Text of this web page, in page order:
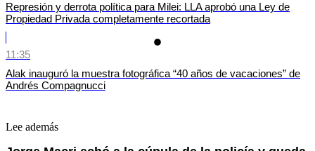
Represión y derrota política para Milei: LLA aprobó una Ley de
Propiedad Privada completamente recortada
11:35
Alak inauguró la muestra fotográfica “40 años de vacaciones” de
Andrés Compagnucci
Lee además